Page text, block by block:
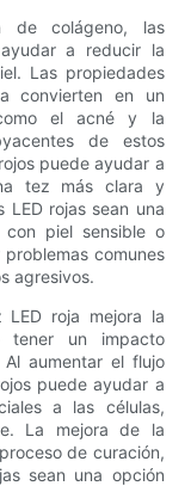
de colágeno, las
a reducir la
Las propiedades
convierten en un
el acné y la
de estos
puede ayudar a
tez más clara y
LED rojas sean una
con piel sensible o
comunes
agresivos.
roja mejora la
tener un impacto
aumentar el flujo
puede ayudar a
a las células,
La mejora de la
de curación,
sean una opción